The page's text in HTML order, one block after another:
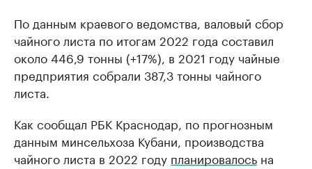
По данным краевого ведомства, валовый сбор
чайного листа по итогам 2022 года составил
около 446,9 тонны (+17%), в 2021 году чайные
предприятия собрали 387,3 тонны чайного
листа.
Как сообщал РБК Краснодар, по прогнозным
данным минсельхоза Кубани, производства
чайного листа в 2022 году планировалось на